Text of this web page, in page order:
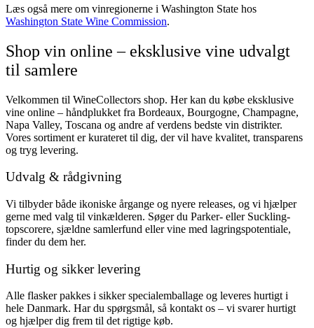
Læs også mere om vinregionerne i Washington State hos
Washington State Wine Commission.
Shop vin online – eksklusive vine udvalgt
til samlere
Velkommen til WineCollectors shop. Her kan du købe eksklusive
vine online – håndplukket fra Bordeaux, Bourgogne, Champagne,
Napa Valley, Toscana og andre af verdens bedste vin distrikter.
Vores sortiment er kurateret til dig, der vil have kvalitet, transparens
og tryg levering.
Udvalg & rådgivning
Vi tilbyder både ikoniske årgange og nyere releases, og vi hjælper
gerne med valg til vinkælderen. Søger du Parker- eller Suckling-
topscorere, sjældne samlerfund eller vine med lagringspotentiale,
finder du dem her.
Hurtig og sikker levering
Alle flasker pakkes i sikker specialemballage og leveres hurtigt i
hele Danmark. Har du spørgsmål, så kontakt os – vi svarer hurtigt
og hjælper dig frem til det rigtige køb.